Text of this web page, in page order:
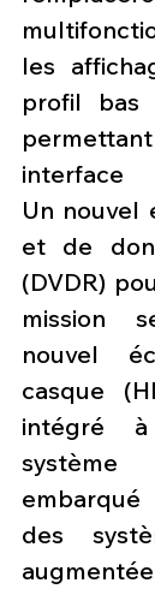
les
profil bas
interface
Un nouvel
et de
(DVDR)
mission
nouvel
casque
intégré
des